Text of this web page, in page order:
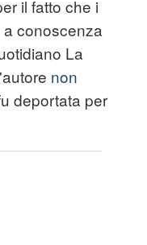
il fatto che i
conoscenza
La
non
deportata per